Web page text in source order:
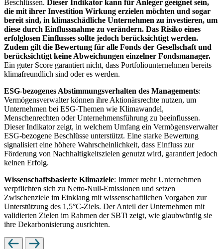
Beschlüssen. Dieser Indikator kann für Anleger geeignet sein,
die mit ihrer Investition Wirkung erzielen möchten und sogar
bereit sind, in klimaschädliche Unternehmen zu investieren, um
diese durch Einflussnahme zu verändern. Das Risiko eines
erfolglosen Einflusses sollte jedoch berücksichtigt werden.
Zudem gilt die Bewertung für alle Fonds der Gesellschaft und
berücksichtigt keine Abweichungen einzelner Fondsmanager.
Ein guter Score garantiert nicht, dass Portfoliounternehmen bereits
klimafreundlich sind oder es werden.
ESG-bezogenes Abstimmungsverhalten des Managements:
Vermögensverwalter können ihre Aktionärsrechte nutzen, um
Unternehmen bei ESG-Themen wie Klimawandel,
Menschenrechten oder Unternehmensführung zu beeinflussen.
Dieser Indikator zeigt, in welchem Umfang ein Vermögensverwalter
ESG-bezogene Beschlüsse unterstützt. Eine starke Bewertung
signalisiert eine höhere Wahrscheinlichkeit, dass Einfluss zur
Förderung von Nachhaltigkeitszielen genutzt wird, garantiert jedoch
keinen Erfolg.
Wissenschaftsbasierte Klimaziele: Immer mehr Unternehmen
verpflichten sich zu Netto-Null-Emissionen und setzen
Zwischenziele im Einklang mit wissenschaftlichen Vorgaben zur
Unterstützung des 1,5°C-Ziels. Der Anteil der Unternehmen mit
validierten Zielen im Rahmen der SBTi zeigt, wie glaubwürdig sie
ihre Dekarbonisierung ausrichten.